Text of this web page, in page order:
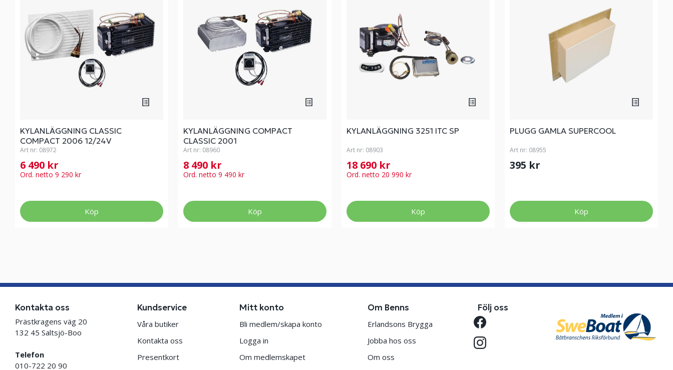
KYLANLÄGGNING CLASSIC
COMPACT 2006 12/24V
Art nr: 08972
6 490 kr
Ord. netto 9 290 kr
Köp
KYLANLÄGGNING COMPACT
CLASSIC 2001
Art nr: 08960
8 490 kr
Ord. netto 9 490 kr
Köp
KYLANLÄGGNING 3251 ITC SP
Art nr: 08903
18 690 kr
Ord. netto 20 990 kr
Köp
PLUGG GAMLA SUPERCOOL
Art nr: 08955
395 kr
Köp
Kontakta oss
Prästkragens väg 20
132 45 Saltsjö-Boo
Telefon
010-722 20 90
Kundservice
Våra butiker
Kontakta oss
Presentkort
Mitt konto
Bli medlem/skapa konto
Logga in
Om medlemskapet
Om Benns
Erlandsons Brygga
Jobba hos oss
Om oss
Följ oss